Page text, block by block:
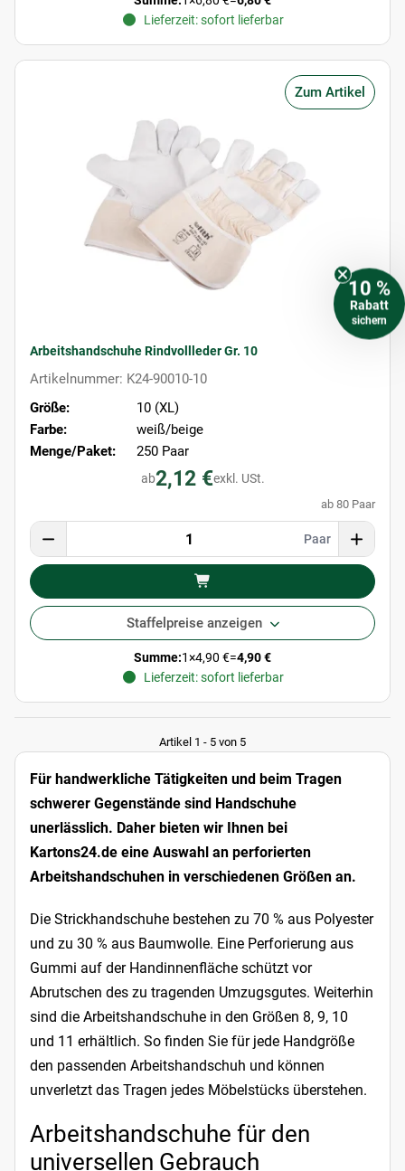
Lieferzeit: sofort lieferbar
Zum Artikel
Arbeitshandschuhe Rindvollleder Gr. 10
Artikelnummer: K24-90010-10
Größe:
10 (XL)
Farbe:
weiß/beige
Menge/Paket:
250 Paar
ab2,12 €exkl. USt.
ab 80 Paar
Paar
Staffelpreise anzeigen
Summe:1×4,90 €=4,90 €
Lieferzeit: sofort lieferbar
Artikel 1 - 5 von 5
Für handwerkliche Tätigkeiten und beim Tragen
schwerer Gegenstände sind Handschuhe
unerlässlich. Daher bieten wir Ihnen bei
Kartons24.de eine Auswahl an perforierten
Arbeitshandschuhen in verschiedenen Größen an.
Die Strickhandschuhe bestehen zu 70 % aus Polyester
und zu 30 % aus Baumwolle. Eine Perforierung aus
Gummi auf der Handinnenfläche schützt vor
Abrutschen des zu tragenden Umzugsgutes. Weiterhin
sind die Arbeitshandschuhe in den Größen 8, 9, 10
und 11 erhältlich. So finden Sie für jede Handgröße
den passenden Arbeitshandschuh und können
unverletzt das Tragen jedes Möbelstücks überstehen.
Arbeitshandschuhe für den
universellen Gebrauch
10 %
Rabatt
sichern